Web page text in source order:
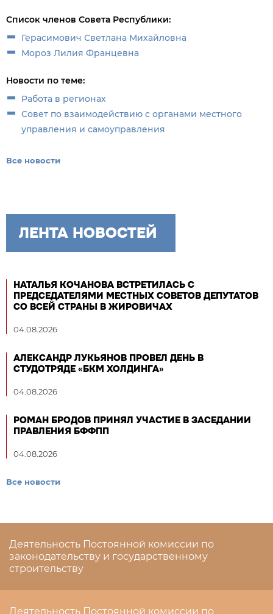
Список членов Совета Республики:
Герасимович Светлана Михайловна
Мороз Лилия Францевна
Новости по теме:
Работа в регионах
Совет по взаимодействию с органами местного
управления и самоуправления
Все новости
ЛЕНТА НОВОСТЕЙ
НАТАЛЬЯ КОЧАНОВА ВСТРЕТИЛАСЬ С
ПРЕДСЕДАТЕЛЯМИ МЕСТНЫХ СОВЕТОВ ДЕПУТАТОВ
СО ВСЕЙ СТРАНЫ В ЖИРОВИЧАХ
04.08.2026
АЛЕКСАНДР ЛУКЬЯНОВ ПРОВЕЛ ДЕНЬ В
СТУДОТРЯДЕ «БКМ ХОЛДИНГА»
04.08.2026
РОМАН БРОДОВ ПРИНЯЛ УЧАСТИЕ В ЗАСЕДАНИИ
ПРАВЛЕНИЯ БФФПП
04.08.2026
Все новости
Деятельность Постоянной комиссии по
законодательству и государственному
строительству
Деятельность Постоянной комиссии по